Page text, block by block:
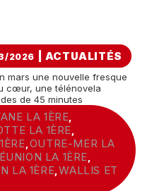
2026 ACTUALITÉS
mars une nouvelle fresque
cœur, une télénovela
de 45 minutes
LA 1ÈRE
LA 1ÈRE
OUTRE-MER LA
LA 1ÈRE
LA 1ÈRE ,WALLIS ET